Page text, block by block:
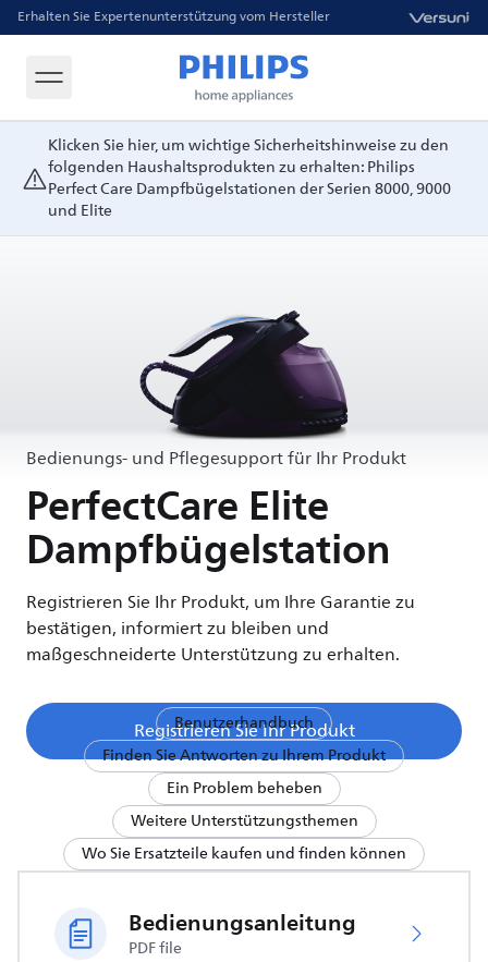
Erhalten Sie Expertenunterstützung vom Hersteller
Klicken Sie hier, um wichtige Sicherheitshinweise zu den
folgenden Haushaltsprodukten zu erhalten: Philips
Perfect Care Dampfbügelstationen der Serien 8000, 9000
und Elite
Bedienungs- und Pflegesupport für Ihr Produkt
PerfectCare Elite
Dampfbügelstation
Registrieren Sie Ihr Produkt, um Ihre Garantie zu
bestätigen, informiert zu bleiben und
maßgeschneiderte Unterstützung zu erhalten.
Registrieren Sie Ihr Produkt
Benutzerhandbuch
Finden Sie Antworten zu Ihrem Produkt
Ein Problem beheben
Weitere Unterstützungsthemen
Wo Sie Ersatzteile kaufen und finden können
Bedienungsanleitung
PDF file